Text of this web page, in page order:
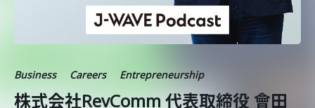
Business Careers Entrepreneurship
株式会社RevComm 代表取締役 會田